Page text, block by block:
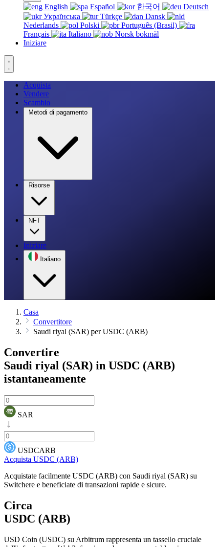
English Español 한국어
Deutsch
Українська
Türkçe
Dansk
Nederlands
Polski
Português (Brasil)
Français
Italiano
Norsk bokmål
Iniziare
Acquista
Vendere
Scambio
Metodi di pagamento
Risorse
NFT
Iniziare
Italiano
Casa
Convertitore
Saudi riyal (SAR) per USDC (ARB)
Convertire
Saudi riyal (SAR) in USDC (ARB)
istantaneamente
SAR
USDCARB
Acquista USDC (ARB)
Acquistate facilmente USDC (ARB) con Saudi riyal (SAR) su
Switchere e beneficiate di transazioni rapide e sicure.
Circa
USDC (ARB)
USD Coin (USDC) su Arbitrum rappresenta un tassello cruciale